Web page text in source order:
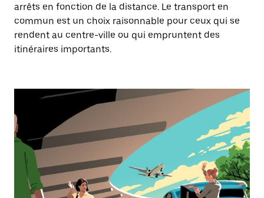
arrêts en fonction de la distance. Le transport en
commun est un choix raisonnable pour ceux qui se
rendent au centre-ville ou qui empruntent des
itinéraires importants.